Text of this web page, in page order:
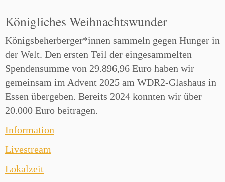
Königliches Weihnachtswunder
Königsbeherberger*innen sammeln gegen Hunger in
der Welt. Den ersten Teil der eingesammelten
Spendensumme von 29.896,96 Euro haben wir
gemeinsam im Advent 2025 am WDR2-Glashaus in
Essen übergeben. Bereits 2024 konnten wir über
20.000 Euro beitragen.
Information
Livestream
Lokalzeit